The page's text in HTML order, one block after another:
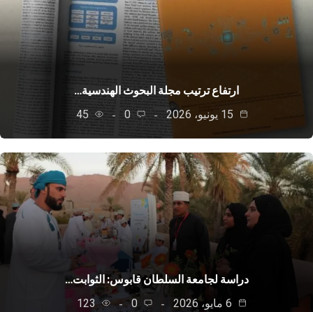
ارتفاع ترتيب مجلة البحوث الهندسية…
0
45
دراسة لجامعة السلطان قابوس: الثوابت…
0
123